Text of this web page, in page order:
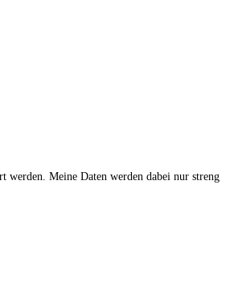
werden. Meine Daten werden dabei nur streng